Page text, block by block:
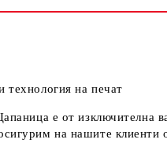
технология на печат
е от изключителна
на нашите клиенти